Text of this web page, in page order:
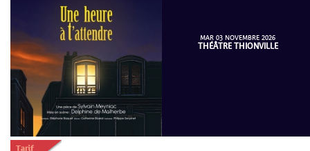
MAR 03 NOVEMBRE 2026
THÉÂTRE THIONVILLE